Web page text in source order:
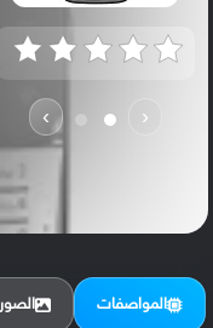
‹
›
المواصفات الصور